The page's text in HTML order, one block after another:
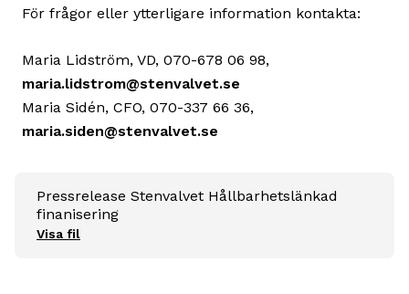
För frågor eller ytterligare information kontakta:
Maria Lidström, VD, 070-678 06 98,
maria.lidstrom@stenvalvet.se
Maria Sidén, CFO, 070-337 66 36,
maria.siden@stenvalvet.se
Pressrelease Stenvalvet Hållbarhetslänkad
finanisering
Visa fil